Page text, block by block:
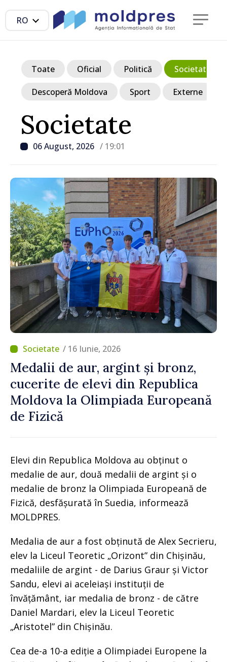
RO
Societate
06 August, 2026 / 19:01
Toate Oficial Politică Societate
Descoperă Moldova Sport Externe
/ 16 Iunie, 2026
Medalii de aur, argint și bronz,
cucerite de elevi din Republica
Moldova la Olimpiada Europeană
de Fizică
Elevi din Republica Moldova au obținut o
medalie de aur, două medalii de argint și o
medalie de bronz la Olimpiada Europeană de
Fizică, desfășurată în Suedia, informează
MOLDPRES.
Medalia de aur a fost obținută de Alex Secrieru,
elev la Liceul Teoretic „Orizont” din Chișinău,
medaliile de argint - de Darius Graur și Victor
Sandu, elevi ai aceleiași instituții de
învățământ, iar medalia de bronz - de către
Daniel Mardari, elev la Liceul Teoretic
„Aristotel” din Chișinău.
Cea de-a 10-a ediție a Olimpiadei Europene la